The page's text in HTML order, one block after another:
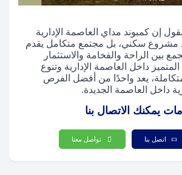
إن كمبوند مداي العاصمة الإدارية
مشروع سكني، بل مجتمع متكامل يقدم
بين الراحة والفخامة والاستثمار
داخل العاصمة الإدارية وتنوع
يعد واحدًا من أفضل الفرص
داخل العاصمة الجديدة.
يمكنك الاتصال بنا
اتصل بنا تواصل معنا